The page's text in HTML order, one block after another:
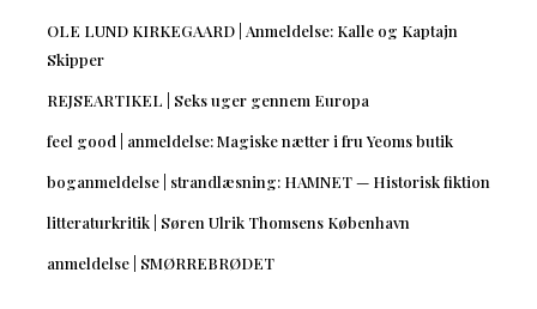
OLE LUND KIRKEGAARD | Anmeldelse: Kalle og Kaptajn
Skipper
REJSEARTIKEL | Seks uger gennem Europa
feel good | anmeldelse: Magiske nætter i fru Yeoms butik
boganmeldelse | strandlæsning: HAMNET — Historisk fiktion
litteraturkritik | Søren Ulrik Thomsens København
anmeldelse | SMØRREBRØDET